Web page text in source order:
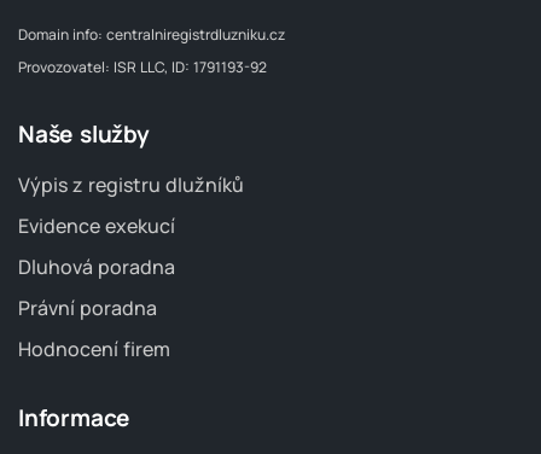
Domain info: centralniregistrdluzniku.cz
Provozovatel: ISR LLC, ID: 1791193-92
Naše služby
Výpis z registru dlužníků
Evidence exekucí
Dluhová poradna
Právní poradna
Hodnocení firem
Informace